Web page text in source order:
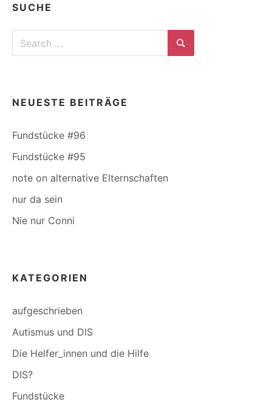
SUCHE
Search
for:
Search
NEUESTE BEITRÄGE
Fundstücke #96
Fundstücke #95
note on alternative Elternschaften
nur da sein
Nie nur Conni
KATEGORIEN
aufgeschrieben
Autismus und DIS
Die Helfer_innen und die Hilfe
DIS?
Fundstücke